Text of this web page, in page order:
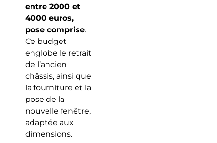
entre 2000 et
4000 euros,
pose comprise.
Ce budget
englobe le retrait
de l’ancien
châssis, ainsi que
la fourniture et la
pose de la
nouvelle fenêtre,
adaptée aux
dimensions.